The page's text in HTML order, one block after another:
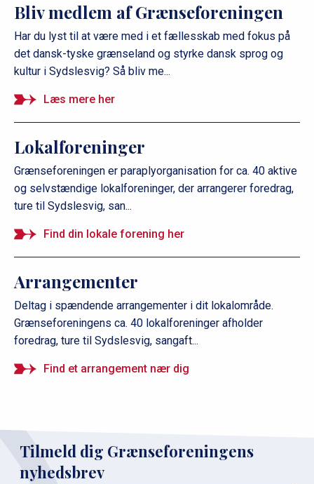
Bliv medlem af Grænseforeningen
Har du lyst til at være med i et fællesskab med fokus på
det dansk-tyske grænseland og styrke dansk sprog og
kultur i Sydslesvig? Så bliv me...
Læs mere her
Lokalforeninger
Grænseforeningen er paraplyorganisation for ca. 40 aktive
og selvstændige lokalforeninger, der arrangerer foredrag,
ture til Sydslesvig, san...
Find din lokale forening her
Arrangementer
Deltag i spændende arrangementer i dit lokalområde.
Grænseforeningens ca. 40 lokalforeninger afholder
foredrag, ture til Sydslesvig, sangaft...
Find et arrangement nær dig
Tilmeld dig Grænseforeningens
nyhedsbrev